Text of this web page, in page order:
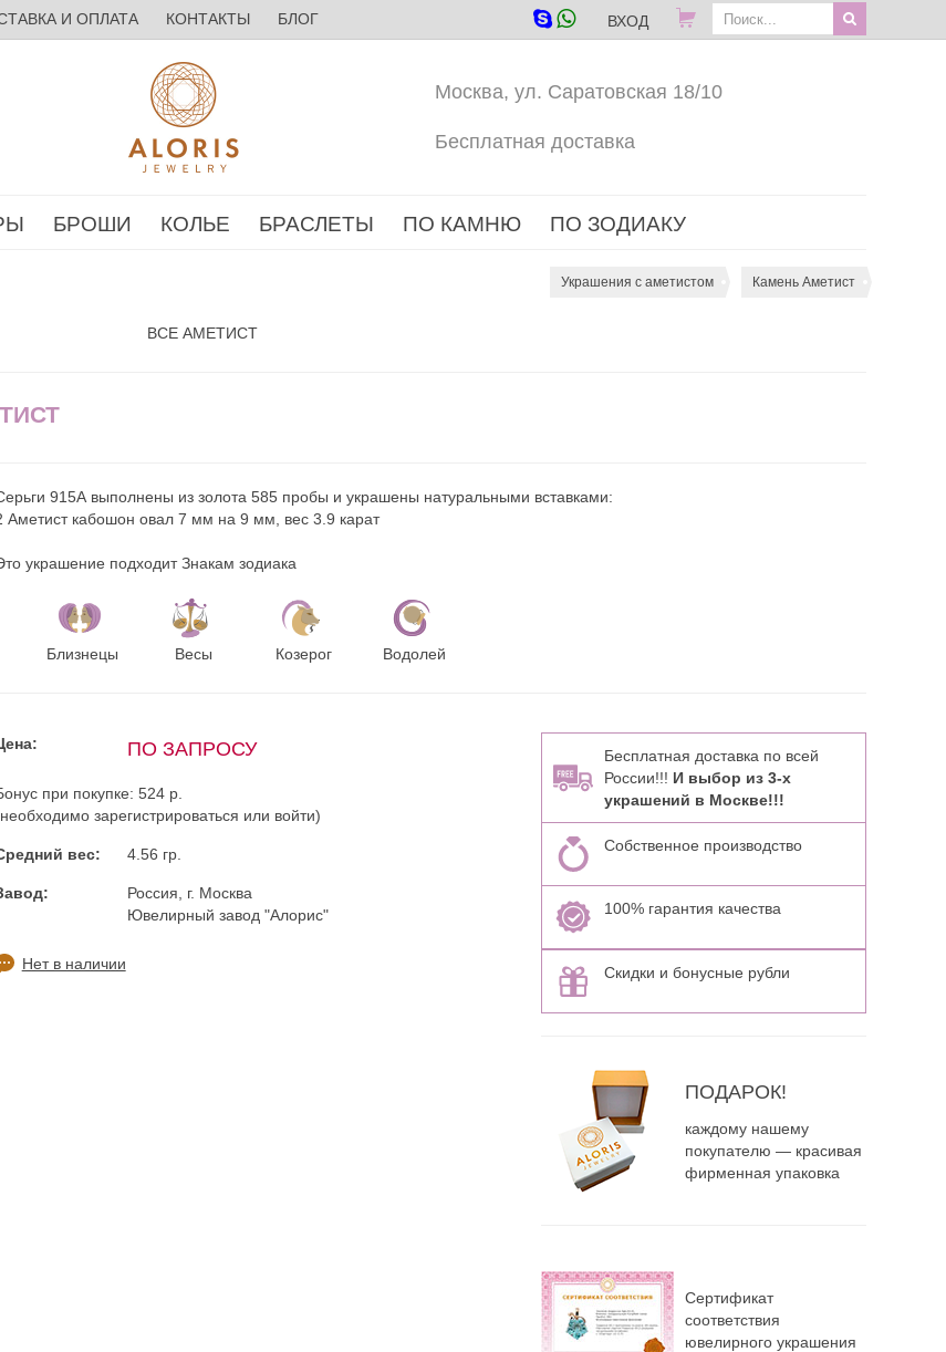
И ОПЛАТА КОНТАКТЫ БЛОГ ВХОД
Москва, ул. Саратовская 18/10
Бесплатная доставка
БРОШИ КОЛЬЕ БРАСЛЕТЫ ПО КАМНЮ ПО ЗОДИАКУ
Украшения с аметистом Камень Аметист
ВСЕ АМЕТИСТ
915А выполнены из золота 585 пробы и украшены натуральными вставками:
Аметист кабошон овал 7 мм на 9 мм, вес 3.9 карат
украшение подходит Знакам зодиака
Близнецы Весы Козерог Водолей
ПО ЗАПРОСУ
при покупке: 524 р.
зарегистрироваться или войти)
вес: 4.56 гр.
Россия, г. Москва
Ювелирный завод "Алорис"
Нет в наличии
Бесплатная доставка по всей
России!!! И выбор из 3-х
украшений в Москве!!!
Собственное производство
100% гарантия качества
Скидки и бонусные рубли
ПОДАРОК!
каждому нашему
покупателю — красивая
фирменная упаковка
Сертификат
соответствия
ювелирного украшения